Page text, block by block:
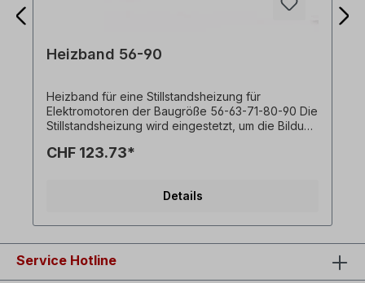
Heizband 56-90
Heizband für eine Stillstandsheizung für
Elektromotoren der Baugröße 56-63-71-80-90 Die
Stillstandsheizung wird eingestetzt, um die Bildung
verhindern.
CHF 123.73*
Details
Service Hotline